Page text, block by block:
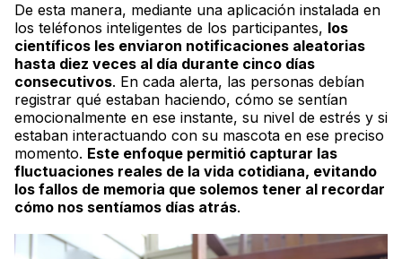
De esta manera, mediante una aplicación instalada en
los teléfonos inteligentes de los participantes, los
científicos les enviaron notificaciones aleatorias
hasta diez veces al día durante cinco días
consecutivos. En cada alerta, las personas debían
registrar qué estaban haciendo, cómo se sentían
emocionalmente en ese instante, su nivel de estrés y si
estaban interactuando con su mascota en ese preciso
momento. Este enfoque permitió capturar las
fluctuaciones reales de la vida cotidiana, evitando
los fallos de memoria que solemos tener al recordar
cómo nos sentíamos días atrás.